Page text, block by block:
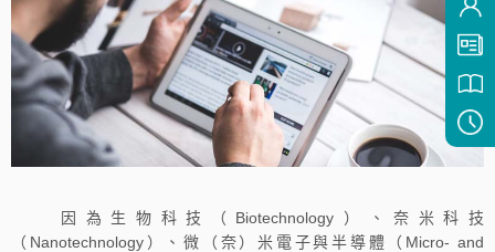
因為生物科技（Biotechnology）、奈米科技
（Nanotechnology）、微（奈）米電子與半導體（Micro- and